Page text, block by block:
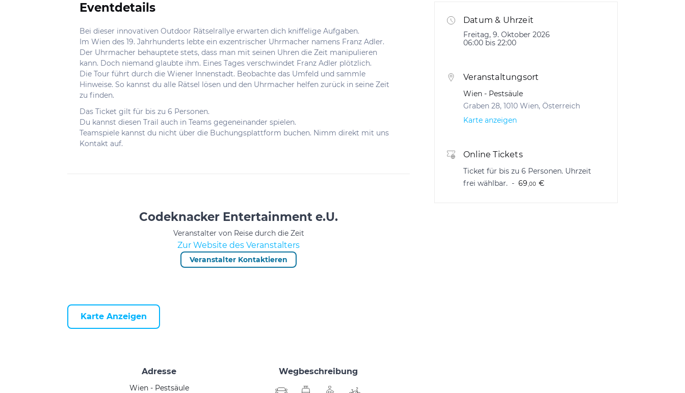
Informationen
Eventdetails
Bei dieser innovativen Outdoor Rätselrallye erwarten dich kniffelige Aufgaben.
Im Wien des 19. Jahrhunderts lebte ein exzentrischer Uhrmacher namens Franz Adler.
Der Uhrmacher behauptete stets, dass man mit seinen Uhren die Zeit manipulieren
kann. Doch niemand glaubte ihm. Eines Tages verschwindet Franz Adler plötzlich.
Die Tour führt durch die Wiener Innenstadt. Beobachte das Umfeld und sammle
Hinweise. So kannst du alle Rätsel lösen und den Uhrmacher helfen zurück in seine Zeit
zu finden.
Das Ticket gilt für bis zu 6 Personen.
Du kannst diesen Trail auch in Teams gegeneinander spielen.
Teamspiele kannst du nicht über die Buchungsplattform buchen. Nimm direkt mit uns
Kontakt auf.
Codeknacker Entertainment e.U.
Veranstalter von Reise durch die Zeit
Zur Website des Veranstalters
Veranstalter Kontaktieren
Karte Anzeigen
Adresse
Wien - Pestsäule
Wegbeschreibung
Datum & Uhrzeit
Freitag, 9. Oktober 2026
06:00 bis 22:00
Veranstaltungsort
Wien - Pestsäule
Graben 28, 1010 Wien, Österreich
Karte anzeigen
Online Tickets
Ticket für bis zu 6 Personen. Uhrzeit
frei wählbar.
69,00 €